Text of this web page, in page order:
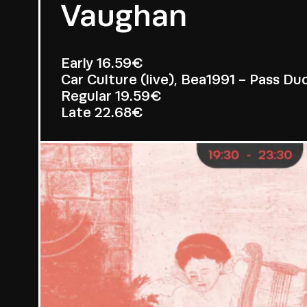
Vaughan
Early 16.59€
Car Culture (live), Bea1991 - Pass
Regular 19.59€
Late 22.68€